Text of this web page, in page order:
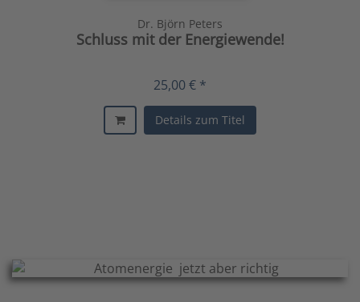
Dr. Björn Peters
Schluss mit der Energiewende!
25,00 € *
Details zum Titel